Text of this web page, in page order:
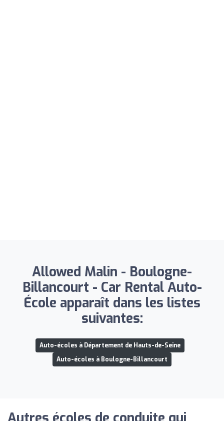
Allowed Malin - Boulogne-
Billancourt - Car Rental Auto-
École apparaît dans les listes
suivantes:
Auto-écoles à Département de Hauts-de-Seine
Auto-écoles à Boulogne-Billancourt